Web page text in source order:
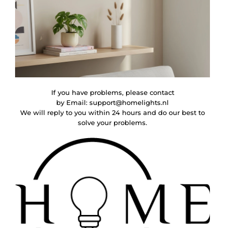
If you have problems, please contact
by Email: support@homelights.nl
We will reply to you within 24 hours and do our best to
solve your problems.